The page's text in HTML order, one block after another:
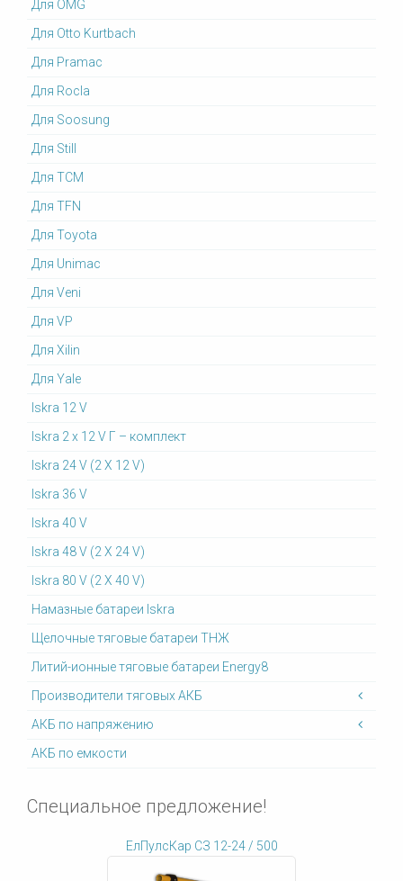
Для OMG
Для Otto Kurtbach
Для Pramac
Для Rocla
Для Soosung
Для Still
Для TCM
Для TFN
Для Toyota
Для Unimac
Для Veni
Для VP
Для Xilin
Для Yale
Iskra 12 V
Iskra 2 x 12 V Г – комплект
Iskra 24 V (2 X 12 V)
Iskra 36 V
Iskra 40 V
Iskra 48 V (2 X 24 V)
Iskra 80 V (2 X 40 V)
Намазные батареи Iskra
Щелочные тяговые батареи ТНЖ
Литий-ионные тяговые батареи Energy8
Производители тяговых АКБ
АКБ по напряжению
АКБ по емкости
Специальное предложение!
ЕлПулсКар СЗ 12-24 / 500